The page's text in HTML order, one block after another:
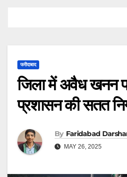
फरीदाबाद
जिला में अवैध खनन
प्रशासन की सतत
By Faridabad
MAY 26, 2025